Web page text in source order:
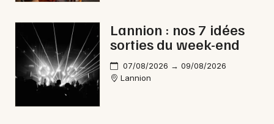
Sorties & loisirs
Courses dans les Côtes d'Armor
Courses en Bretagne
Lannion : nos 7 idées
sorties du week-end
07/08/2026 → 09/08/2026
Lannion